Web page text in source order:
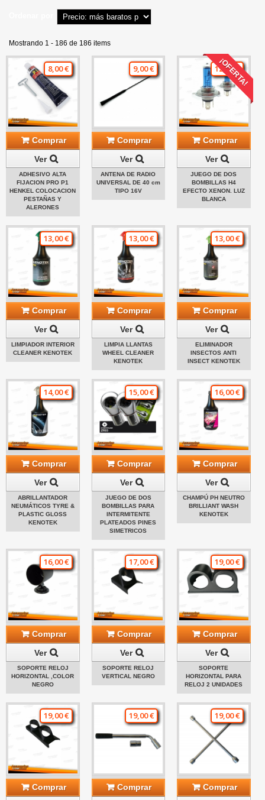
Mostrando 1 - 186 de 186 items
8,00 €
Comprar
Ver
ADHESIVO ALTA
FIJACION PRO P1
HENKEL COLOCACION
PESTAÑAS Y
ALERONES
9,00 €
Comprar
Ver
ANTENA DE RADIO
UNIVERSAL DE 40 cm
TIPO 16V
¡OFERTA!
12,00 €
Comprar
Ver
JUEGO DE DOS
BOMBILLAS H4
EFECTO XENON. LUZ
BLANCA
13,00 €
Comprar
Ver
LIMPIADOR INTERIOR
CLEANER KENOTEK
13,00 €
Comprar
Ver
LIMPIA LLANTAS
WHEEL CLEANER
KENOTEK
13,00 €
Comprar
Ver
ELIMINADOR
INSECTOS ANTI
INSECT KENOTEK
14,00 €
Comprar
Ver
ABRILLANTADOR
NEUMÁTICOS TYRE &
PLASTIC GLOSS
KENOTEK
15,00 €
Comprar
Ver
JUEGO DE DOS
BOMBILLAS PARA
INTERMITENTE
PLATEADOS PINES
SIMETRICOS
16,00 €
Comprar
Ver
CHAMPÚ PH NEUTRO
BRILLIANT WASH
KENOTEK
16,00 €
Comprar
Ver
SOPORTE RELOJ
HORIZONTAL ,COLOR
NEGRO
17,00 €
Comprar
Ver
SOPORTE RELOJ
VERTICAL NEGRO
19,00 €
Comprar
Ver
SOPORTE
HORIZONTAL PARA
RELOJ 2 UNIDADES
19,00 €
Comprar
19,00 €
Comprar
19,00 €
Comprar